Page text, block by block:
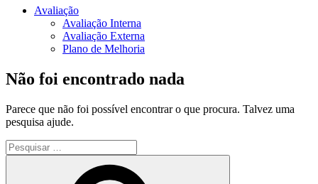
Avaliação
Avaliação Interna
Avaliação Externa
Plano de Melhoria
Não foi encontrado nada
Parece que não foi possível encontrar o que procura. Talvez uma
pesquisa ajude.
Pesquisar
por: